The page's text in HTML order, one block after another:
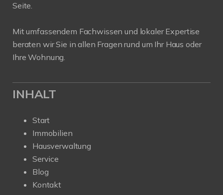
Seite.
Mit umfassendem Fachwissen und lokaler Expertise
beraten wir Sie in allen Fragen rund um Ihr Haus oder
Ihre Wohnung.
INHALT
Start
Immobilien
Hausverwaltung
Service
Blog
Kontakt